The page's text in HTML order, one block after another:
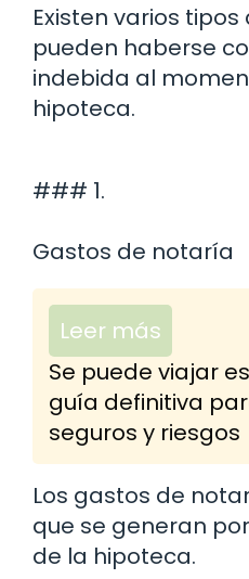
Existen varios
pueden haberse
indebida al
hipoteca.
### 1.
Gastos de notaría
Leer más
Se puede viajar
guía definitiva
seguros y riesgos
Los gastos de
que se generan
de la hipoteca.